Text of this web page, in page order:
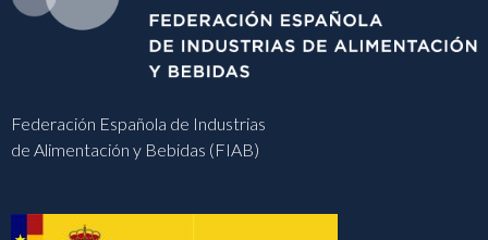
Federación Española de Industrias
de Alimentación y Bebidas (FIAB)